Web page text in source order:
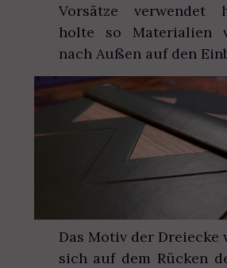
Vorsätze verwendet
holte so Materialien
nach Außen auf den
Das Motiv der Dreiecke
sich auf dem Rücken